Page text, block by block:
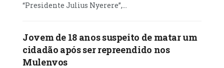
“Presidente Julius Nyerere”,...
Jovem de 18 anos suspeito de matar um
cidadão após ser repreendido nos
Mulenvos